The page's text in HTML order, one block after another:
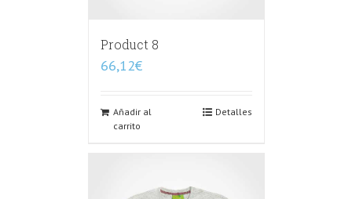
Product 8
66,12€
Añadir al
carrito
Detalles